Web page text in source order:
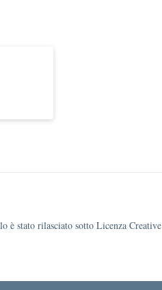
è stato rilasciato sotto Licenza Creative